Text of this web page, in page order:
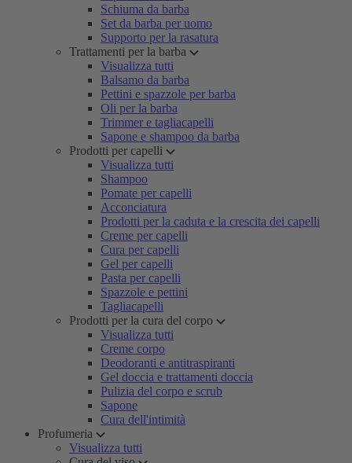
Schiuma da barba
Set da barba per uomo
Supporto per la rasatura
Trattamenti per la barba
Visualizza tutti
Balsamo da barba
Pettini e spazzole per barba
Oli per la barba
Trimmer e tagliacapelli
Sapone e shampoo da barba
Prodotti per capelli
Visualizza tutti
Shampoo
Pomate per capelli
Acconciatura
Prodotti per la caduta e la crescita dei capelli
Creme per capelli
Cura per capelli
Gel per capelli
Pasta per capelli
Spazzole e pettini
Tagliacapelli
Prodotti per la cura del corpo
Visualizza tutti
Creme corpo
Deodoranti e antitraspiranti
Gel doccia e trattamenti doccia
Pulizia del corpo e scrub
Sapone
Cura dell'intimità
Profumeria
Visualizza tutti